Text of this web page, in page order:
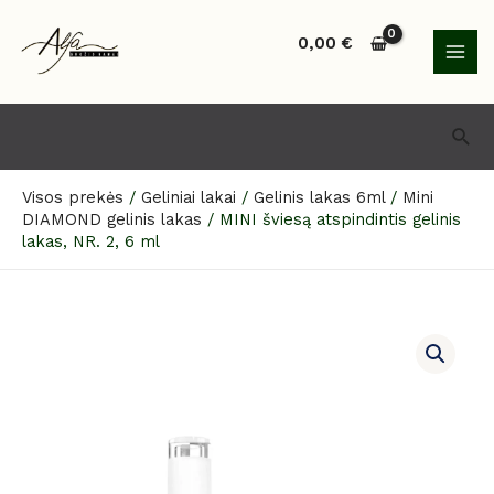
turinio
0,00€
Visos prekės / Geliniai lakai / Gelinis lakas 6ml/ Mini
DIAMOND gelinis lakas / MINI šviesą atspindintis gelinis
lakas, NR. 2, 6 ml